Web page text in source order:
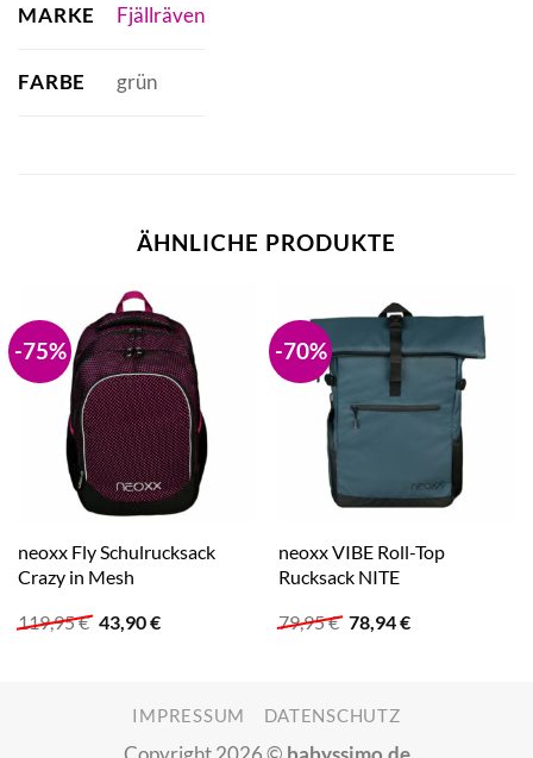
MARKE Fjällräven
FARBE grün
ÄHNLICHE PRODUKTE
-75%
neoxx Fly Schulrucksack
Crazy in Mesh
119,95€ Ursprünglicher
Preis
43,90€Aktueller
-70%
neoxx VIBE Roll-Top
Rucksack NITE
79,95€ Ursprünglicher
Preis
78,94€Aktueller
IMPRESSUM DATENSCHUTZ